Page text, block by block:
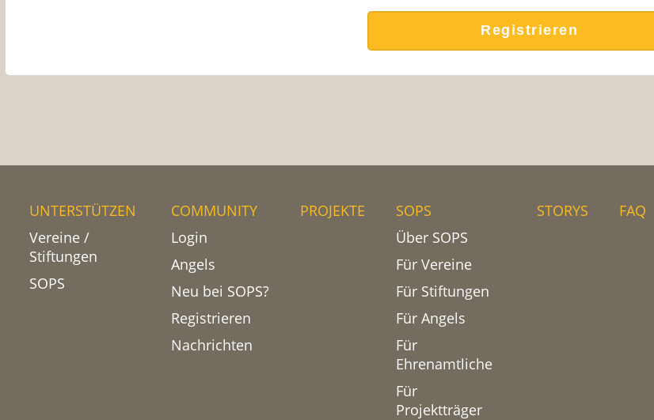
UNTERSTÜTZEN
Vereine /
Stiftungen
SOPS
COMMUNITY
Login
Angels
Neu bei SOPS?
Registrieren
Nachrichten
PROJEKTE
SOPS
Über SOPS
Für Vereine
Für Stiftungen
Für Angels
Für
Ehrenamtliche
Für
Projektträger
STORYS FAQ